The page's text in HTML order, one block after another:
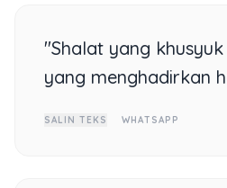
"Shalat yang
yang menghadirkan
SALIN TEKS WHATSAPP